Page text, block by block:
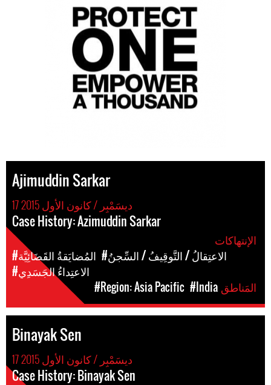
Ajimuddin Sarkar
17 ديسَمْبِر / كانون الأول 2015
Case History: Azimuddin Sarkar
#المُضايَقةُ القَضَائِيَّة
#الاعتِقالُ / التَّوقِيفُ / السِّجنُ
#الاعتِداءُ الجَسَدِي
#Region: Asia Pacific #India
Binayak Sen
17 ديسَمْبِر / كانون الأول 2015
Case History: Binayak Sen